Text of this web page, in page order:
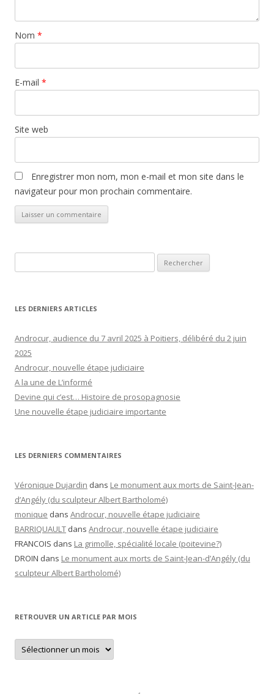
Nom *
E-mail *
Site web
Enregistrer mon nom, mon e-mail et mon site dans le
navigateur pour mon prochain commentaire.
LES DERNIERS ARTICLES
Androcur, audience du 7 avril 2025 à Poitiers, délibéré du 2 juin
2025
Androcur, nouvelle étape judiciaire
A la une de L’informé
Devine qui c’est… Histoire de prosopagnosie
Une nouvelle étape judiciaire importante
LES DERNIERS COMMENTAIRES
Véronique Dujardin dans Le monument aux morts de Saint-Jean-
d’Angély (du sculpteur Albert Bartholomé)
monique dans Androcur, nouvelle étape judiciaire
BARRIQUAULT dans Androcur, nouvelle étape judiciaire
FRANCOIS dans La grimolle, spécialité locale (poitevine?)
DROIN dans Le monument aux morts de Saint-Jean-d’Angély (du
sculpteur Albert Bartholomé)
RETROUVER UN ARTICLE PAR MOIS
Retrouver
un
article